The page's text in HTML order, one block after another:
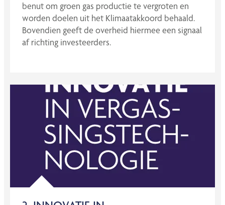
benut om groen gas productie te vergroten en
worden doelen uit het Klimaatakkoord behaald.
Bovendien geeft de overheid hiermee een signaal
af richting investeerders.